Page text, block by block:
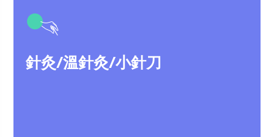
針灸/溫針灸/小針刀
●